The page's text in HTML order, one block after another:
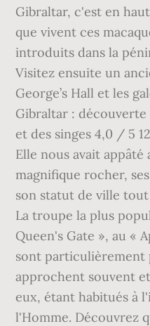
Gibraltar, c'est en
que vivent ces
introduits dans la
Visitez ensuite un
George’s Hall et les
Gibraltar :
et des singes 4,0 / 5
Elle nous avait appâté
magnifique rocher,
son statut de ville
La troupe la plus
Queen's Gate », au «
sont particulièrement
approchent souvent
eux, étant habitués à
l'Homme. Découvrez